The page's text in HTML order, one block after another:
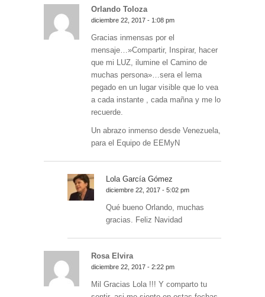
Orlando Toloza
diciembre 22, 2017 - 1:08 pm
Gracias inmensas por el
mensaje…»Compartir, Inspirar, hacer
que mi LUZ, ilumine el Camino de
muchas persona»…sera el lema
pegado en un lugar visible que lo vea
a cada instante , cada mañna y me lo
recuerde.
Un abrazo inmenso desde Venezuela,
para el Equipo de EEMyN
Lola García Gómez
diciembre 22, 2017 - 5:02 pm
Qué bueno Orlando, muchas
gracias. Feliz Navidad
Rosa Elvira
diciembre 22, 2017 - 2:22 pm
Mil Gracias Lola !!! Y comparto tu